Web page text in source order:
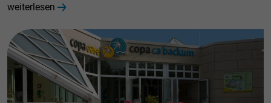
weiterlesen